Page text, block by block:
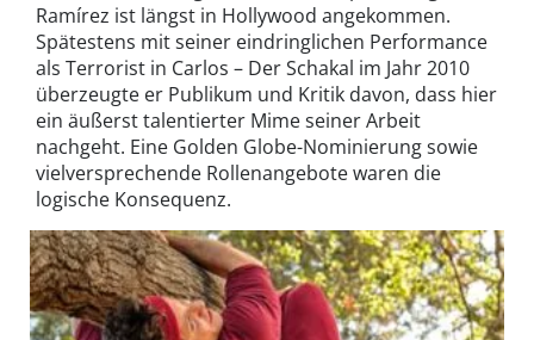
Ramírez ist längst in Hollywood angekommen.
Spätestens mit seiner eindringlichen Performance
als Terrorist in Carlos – Der Schakal im Jahr 2010
überzeugte er Publikum und Kritik davon, dass hier
ein äußerst talentierter Mime seiner Arbeit
nachgeht. Eine Golden Globe-Nominierung sowie
vielversprechende Rollenangebote waren die
logische Konsequenz.